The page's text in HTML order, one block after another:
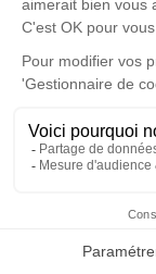
Faire-part
Un service de
disponible ici.
Cérémonie
Église
Place